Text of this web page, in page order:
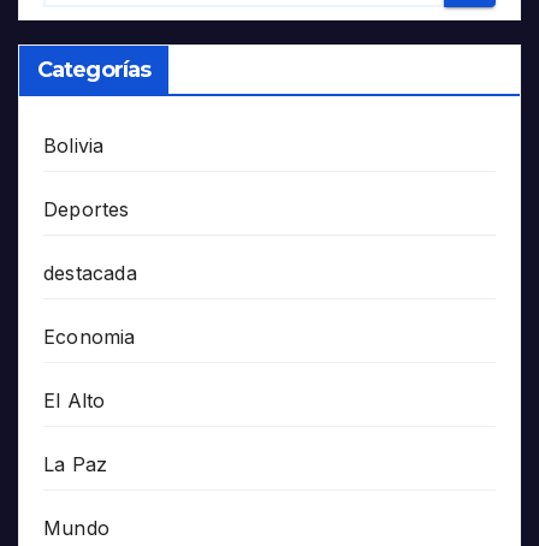
Categorías
Bolivia
Deportes
destacada
Economia
El Alto
La Paz
Mundo